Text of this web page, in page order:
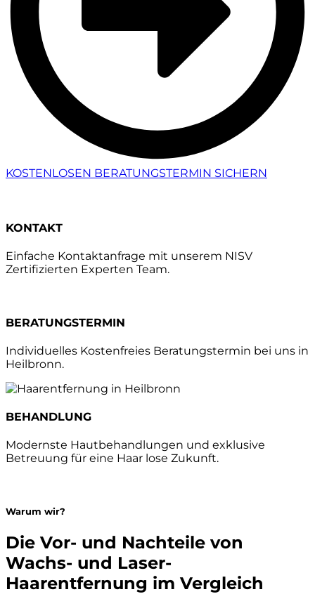
KOSTENLOSEN BERATUNGSTERMIN SICHERN
KONTAKT
Einfache Kontaktanfrage mit unserem NISV
Zertifizierten Experten Team.
BERATUNGSTERMIN
Individuelles Kostenfreies Beratungstermin bei uns in
Heilbronn.
BEHANDLUNG
Modernste Hautbehandlungen und exklusive
Betreuung für eine Haar lose Zukunft.
Warum wir?
Die Vor- und Nachteile von
Wachs- und Laser-
Haarentfernung im Vergleich